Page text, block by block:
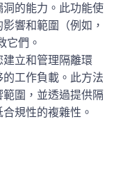
的能力。此功能使
響和範圍（例如，
它們。
建立和管理隔離環
工作負載。此方法
圍，並透過提供隔
規性的複雜性。